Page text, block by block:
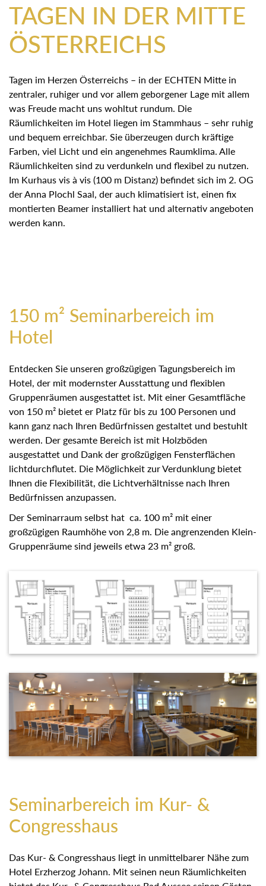
TAGEN IN DER MITTE
ÖSTERREICHS
Tagen im Herzen Österreichs – in der ECHTEN Mitte in
zentraler, ruhiger und vor allem geborgener Lage mit allem
was Freude macht uns wohltut rundum. Die Räumlichkeiten
im Hotel liegen im Stammhaus – sehr ruhig und bequem
erreichbar. Sie überzeugen durch kräftige Farben, viel Licht
und ein angenehmes Raumklima. Alle Räumlichkeiten sind zu
verdunkeln und flexibel zu nutzen. Im Kurhaus vis à vis (100
m Distanz) befindet sich im 2. OG der Anna Plochl Saal, der
auch klimatisiert ist, einen fix montierten Beamer installiert
hat und alternativ angeboten werden kann.
Hotel
Hotel, der mit modernster Ausstattung und flexiblen
Gruppenräumen ausgestattet ist. Mit einer Gesamtfläche
von 150 m² bietet er Platz für bis zu 100 Personen und kann
ganz nach Ihren Bedürfnissen gestaltet und bestuhlt werden.
Der gesamte Bereich ist mit Holzböden ausgestattet und
Dank der großzügigen Fensterflächen lichtdurchflutet. Die
Möglichkeit zur Verdunklung bietet Ihnen die Flexibilität, die
Lichtverhältnisse nach Ihren Bedürfnissen anzupassen.
Der Seminarraum selbst hat ca. 100 m² mit einer großzügigen
Raumhöhe von 2,8 m. Die angrenzenden Klein-
Gruppenräume sind jeweils etwa 23 m² groß.
Congresshaus
Das Kur- & Congresshaus liegt in unmittelbarer Nähe zum
bietet das Kur- & Congresshaus Bad Aussee seinen Gästen
die optimale Infrastruktur für Veranstaltungen